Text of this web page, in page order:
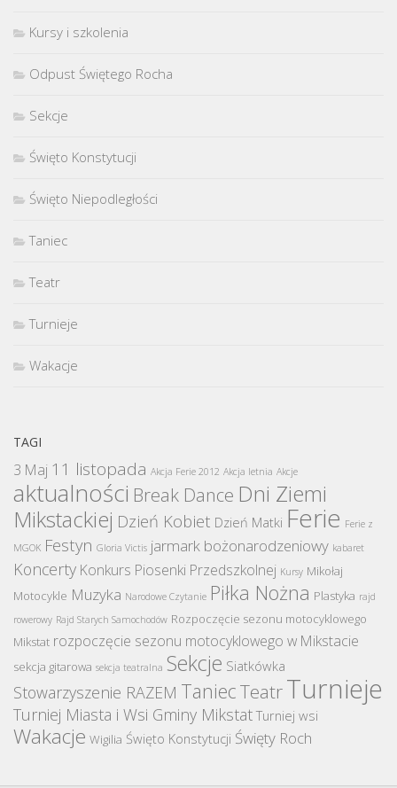
Kursy i szkolenia
Odpust Świętego Rocha
Sekcje
Święto Konstytucji
Święto Niepodległości
Taniec
Teatr
Turnieje
Wakacje
TAGI
3 Maj 11 listopada Akcja Ferie 2012 Akcja letnia Akcje
aktualności Break Dance Dni Ziemi
Mikstackiej Dzień Kobiet Dzień Matki Ferie Ferie z
MGOK Festyn Gloria Victis jarmark bożonarodzeniowy kabaret
Koncerty Konkurs Piosenki Przedszkolnej Kursy Mikołaj
Motocykle Muzyka Narodowe Czytanie Piłka Nożna Plastyka rajd
rowerowy Rajd Starych Samochodów Rozpoczęcie sezonu motocyklowego
Mikstat rozpoczęcie sezonu motocyklowego w Mikstacie
sekcja gitarowa sekcja teatralna Sekcje Siatkówka
Stowarzyszenie RAZEM TaniecTeatrTurnieje
Turniej Miasta i Wsi Gminy Mikstat Turniej wsi
Wakacje Wigilia Święto Konstytucji Święty Roch